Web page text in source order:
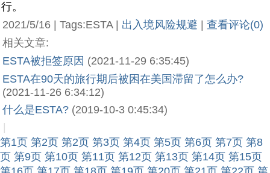
行。
2021/5/16 | Tags:ESTA | 出入境风险规避
查看评论(0)
相关文章:
ESTA被拒签原因 (2021-11-29 6:35:45)
ESTA在90天的旅行期后被困在美国滞留了怎么办?
(2021-11-26 6:34:12)
什么是ESTA? (2019-10-3 0:45:34)
第1页 第2页 第2页 第3页 第4页 第5页 第6页 第7页 第8
页 第9页 第10页 第11页 第12页 第13页 第14页 第15页